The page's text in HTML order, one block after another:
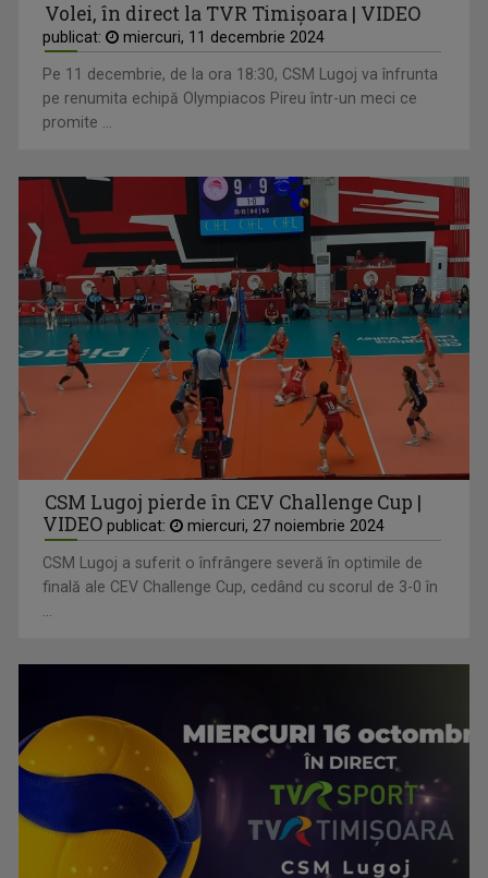
Volei, în direct la TVR Timișoara | VIDEO
publicat: miercuri, 11 decembrie 2024
Pe 11 decembrie, de la ora 18:30, CSM Lugoj va înfrunta
pe renumita echipă Olympiacos Pireu într-un meci ce
promite ...
CSM Lugoj pierde în CEV Challenge Cup |
VIDEO publicat: miercuri, 27 noiembrie 2024
CSM Lugoj a suferit o înfrângere severă în optimile de
finală ale CEV Challenge Cup, cedând cu scorul de 3-0 în